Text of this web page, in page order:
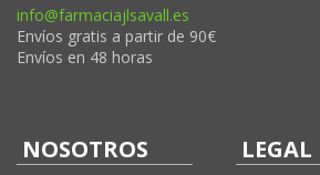
info@farmaciajlsavall.es
Envíos gratis a partir de 90€
Envíos en 48 horas
NOSOTROS LEGAL